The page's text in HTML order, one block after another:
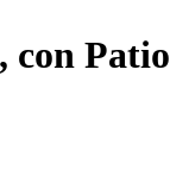
con Patio